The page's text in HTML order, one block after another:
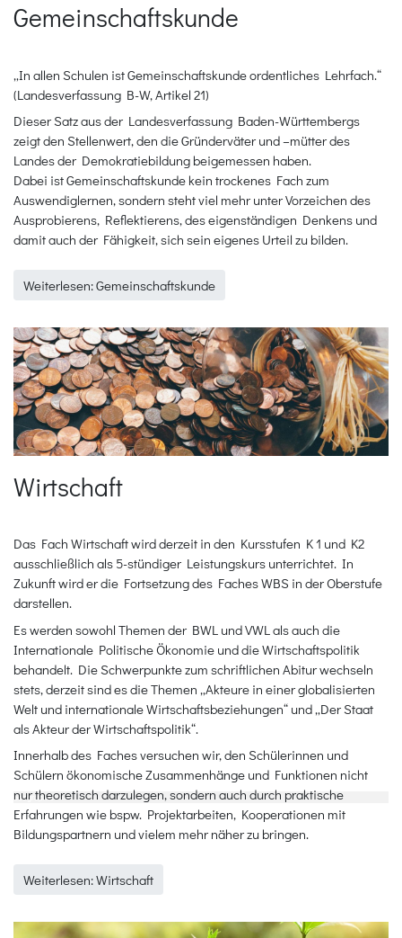
Geographie
Gemeinschaftskunde
„In allen Schulen ist Gemeinschaftskunde ordentliches Lehrfach.“
(Landesverfassung B-W, Artikel 21)
Dieser Satz aus der Landesverfassung Baden-Württembergs
zeigt den Stellenwert, den die Gründerväter und –mütter des
Landes der Demokratiebildung beigemessen haben.
Dabei ist Gemeinschaftskunde kein trockenes Fach zum
Auswendiglernen, sondern steht viel mehr unter Vorzeichen des
Ausprobierens, Reflektierens, des eigenständigen Denkens und
damit auch der Fähigkeit, sich sein eigenes Urteil zu bilden.
Weiterlesen: Gemeinschaftskunde
Wirtschaft
Das Fach Wirtschaft wird derzeit in den Kursstufen K 1 und K2
ausschließlich als 5-stündiger Leistungskurs unterrichtet. In
Zukunft wird er die Fortsetzung des Faches WBS in der Oberstufe
darstellen.
Es werden sowohl Themen der BWL und VWL als auch die
Internationale Politische Ökonomie und die Wirtschaftspolitik
behandelt. Die Schwerpunkte zum schriftlichen Abitur wechseln
stets, derzeit sind es die Themen „Akteure in einer globalisierten
Welt und internationale Wirtschaftsbeziehungen“ und „Der Staat
als Akteur der Wirtschaftspolitik“.
Innerhalb des Faches versuchen wir, den Schülerinnen und
Schülern ökonomische Zusammenhänge und Funktionen nicht
nur theoretisch darzulegen, sondern auch durch praktische
Erfahrungen wie bspw. Projektarbeiten, Kooperationen mit
Bildungspartnern und vielem mehr näher zu bringen.
Weiterlesen: Wirtschaft